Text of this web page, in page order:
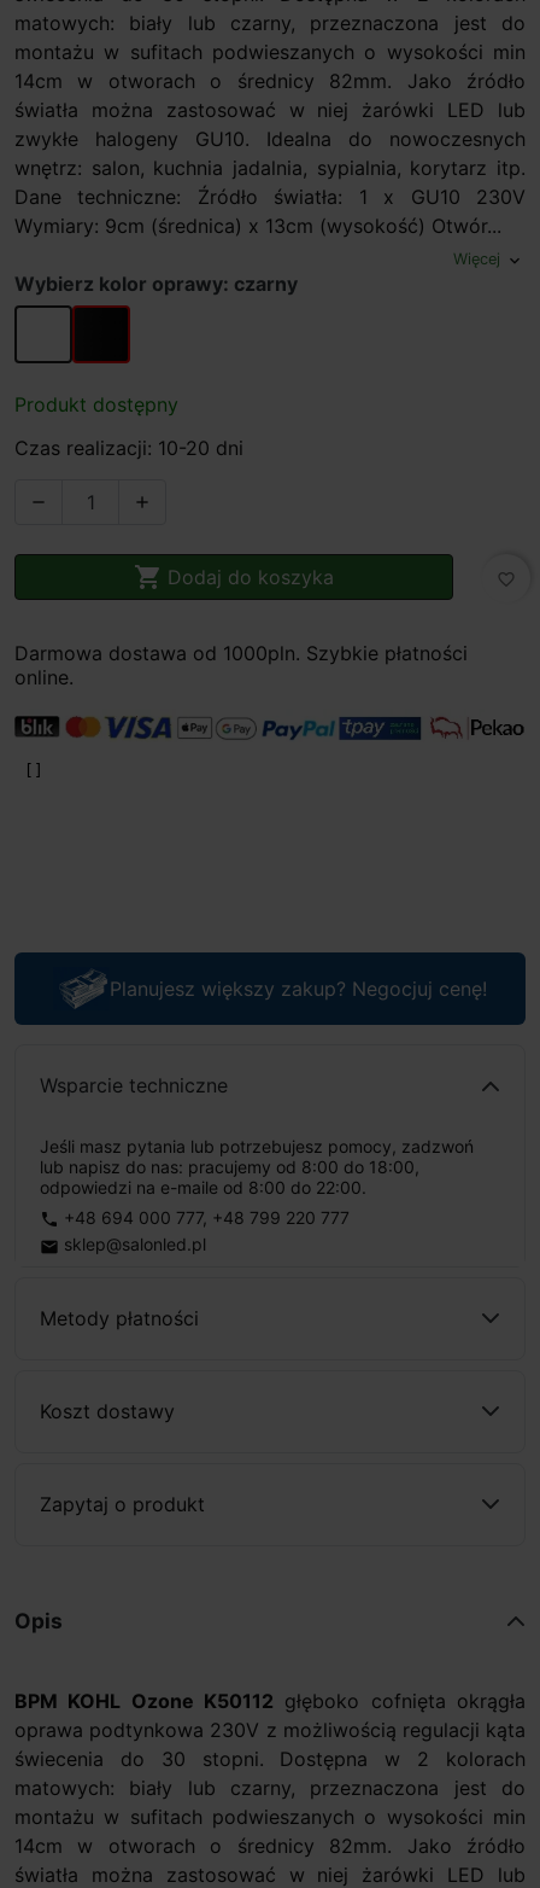
matowych: biały lub czarny, przeznaczona jest do
montażu w sufitach podwieszanych o wysokości min
14cm w otworach o średnicy 82mm. Jako źródło
światła można zastosować w niej żarówki LED lub
zwykłe halogeny GU10. Idealna do nowoczesnych
wnętrz: salon, kuchnia jadalnia, sypialnia, korytarz itp.
Dane techniczne: Źródło światła: 1 x GU10 230V
Wymiary: 9cm (średnica) x 13cm (wysokość) Otwór...
Więcej expand_more
Wybierz kolor oprawy: czarny
biały czarny
Produkt dostępny
Czas realizacji: 10-20 dni
 
 Dodaj do koszyka favorite_border
Darmowa dostawa od 1000pln. Szybkie płatności
online.
Planujesz większy zakup? Negocjuj cenę!
Wsparcie techniczne
Jeśli masz pytania lub potrzebujesz pomocy, zadzwoń
lub napisz do nas: pracujemy od 8:00 do 18:00,
odpowiedzi na e-maile od 8:00 do 22:00.
phone +48 694 000 777, +48 799 220 777
email sklep@salonled.pl
Metody płatności
Koszt dostawy
Zapytaj o produkt
Opis
BPM KOHL Ozone K50112 głęboko cofnięta okrągła
oprawa podtynkowa 230V z możliwością regulacji kąta
świecenia do 30 stopni. Dostępna w 2 kolorach
matowych: biały lub czarny, przeznaczona jest do
montażu w sufitach podwieszanych o wysokości min
14cm w otworach o średnicy 82mm. Jako źródło
światła można zastosować w niej żarówki LED lub